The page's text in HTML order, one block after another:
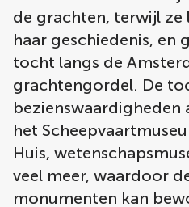
de grachten, terwijl ze
haar geschiedenis, en
tocht langs de
grachtengordel. De
bezienswaardigheden
het
Huis,
veel meer, waardoor
monumenten kan